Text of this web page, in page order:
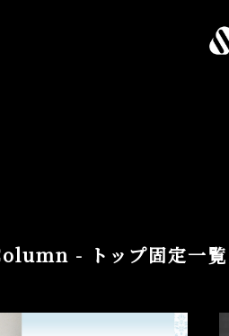
- トップ固定一覧